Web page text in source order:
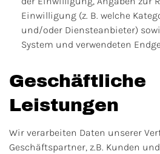
Einwilligung (z. B. welche
und/oder Diensteanbieter)
System und verwendeten
Geschäftliche
Leistungen
Wir verarbeiten Daten unserer
Geschäftspartner, z.B. Kunden